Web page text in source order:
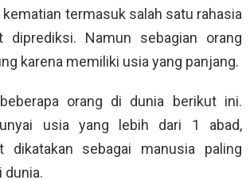
kematian termasuk salah satu rahasia
diprediksi. Namun sebagian orang
karena memiliki usia yang panjang.
orang di dunia berikut ini.
usia yang lebih dari 1 abad,
dikatakan sebagai manusia paling
dunia.